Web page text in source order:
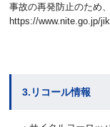
事故の再発防止のため
https://www.nite.go.jp/
3.リコール情報